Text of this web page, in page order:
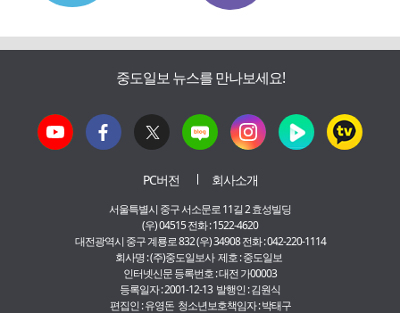
중도일보 뉴스를 만나보세요!
PC버전 회사소개
서울특별시 중구 서소문로 11길 2 효성빌딩
(우) 04515 전화 : 1522-4620
대전광역시 중구 계룡로 832 (우) 34908 전화 : 042-220-1114
회사명 : (주)중도일보사 제호 : 중도일보
인터넷신문 등록번호 : 대전 가00003
등록일자 : 2001-12-13 발행인 : 김원식
편집인 : 유영돈 청소년보호책임자 : 박태구